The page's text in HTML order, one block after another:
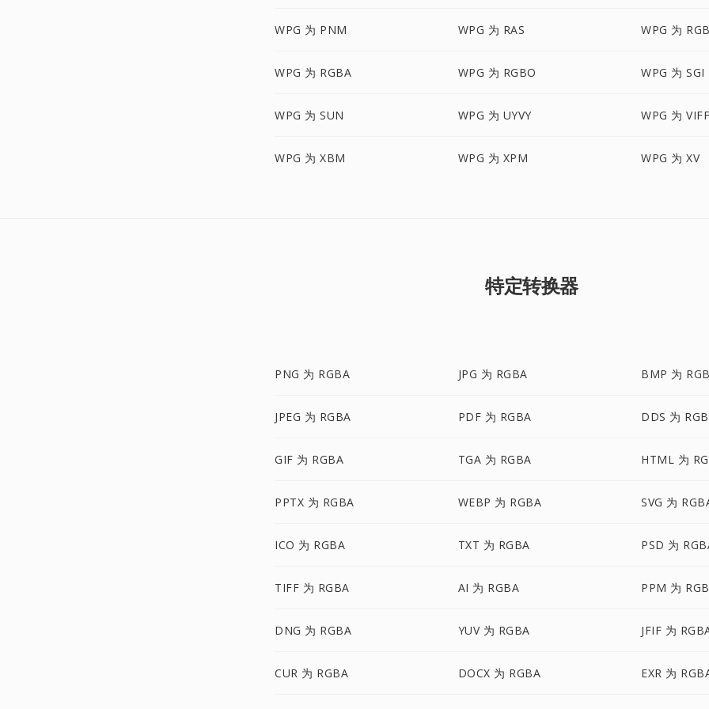
WPG 为 PNM WPG 为 RAS WPG 为
WPG 为 RGBA WPG 为 RGBO WPG 为 SGI
WPG 为 SUN WPG 为 UYVY WPG 为
WPG 为 XBM WPG 为 XPM WPG 为 XV
特定转换器
PNG 为 RGBA JPG 为 RGBA BMP 为
JPEG 为 RGBA PDF 为 RGBA DDS 为
GIF 为 RGBA TGA 为 RGBA HTML 为
PPTX 为 RGBA WEBP 为 RGBA SVG 为
ICO 为 RGBA TXT 为 RGBA PSD 为
TIFF 为 RGBA AI 为 RGBA PPM 为
DNG 为 RGBA YUV 为 RGBA JFIF 为
CUR 为 RGBA DOCX 为 RGBA EXR 为